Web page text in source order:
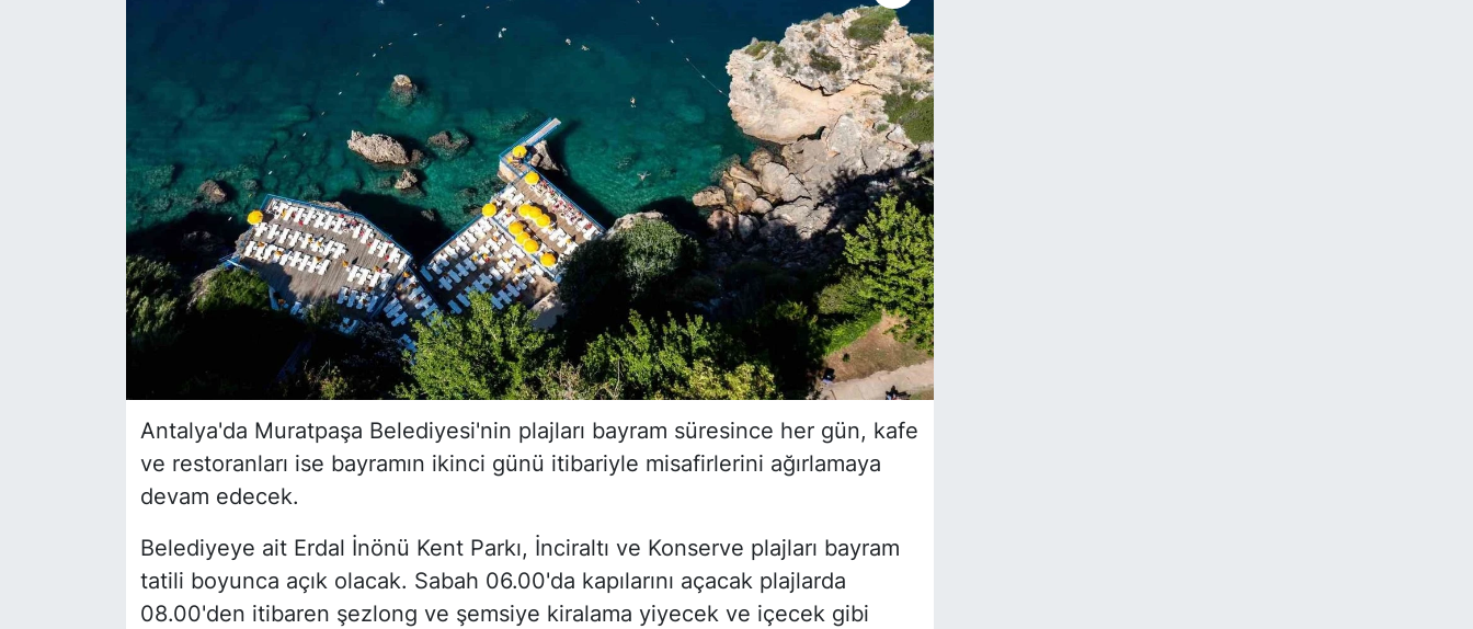
Antalya'da Muratpaşa Belediyesi'nin plajları bayram süresince her gün, kafe
ve restoranları ise bayramın ikinci günü itibariyle misafirlerini ağırlamaya
devam edecek.
Belediyeye ait Erdal İnönü Kent Parkı, İnciraltı ve Konserve plajları bayram
tatili boyunca açık olacak. Sabah 06.00'da kapılarını açacak plajlarda
08.00'den itibaren şezlong ve şemsiye kiralama yiyecek ve içecek gibi
Haberde insan
Tanıtım